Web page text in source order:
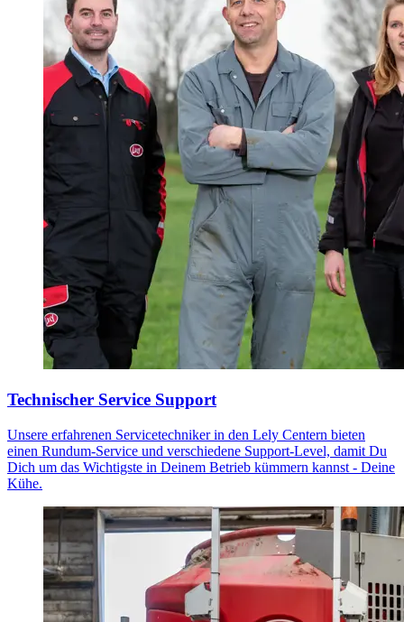
Technischer Service Support
Unsere erfahrenen Servicetechniker in den Lely Centern bieten
einen Rundum-Service und verschiedene Support-Level, damit Du
Dich um das Wichtigste in Deinem Betrieb kümmern kannst - Deine
Kühe.